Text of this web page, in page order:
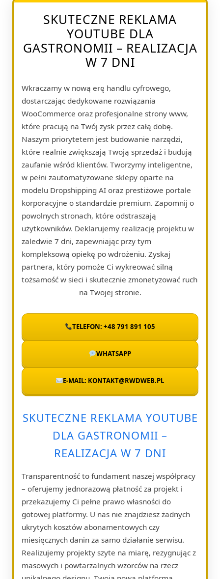
SKUTECZNE REKLAMA
YOUTUBE DLA
GASTRONOMII – REALIZACJA
W 7 DNI
Wkraczamy w nową erę handlu cyfrowego,
dostarczając dedykowane rozwiązania
WooCommerce oraz profesjonalne strony www,
które pracują na Twój zysk przez całą dobę.
Naszym priorytetem jest budowanie narzędzi,
które realnie zwiększają Twoją sprzedaż i budują
zaufanie wśród klientów. Tworzymy inteligentne,
w pełni zautomatyzowane sklepy oparte na
modelu Dropshipping AI oraz prestiżowe portale
korporacyjne o standardzie premium. Zapomnij o
powolnych stronach, które odstraszają
użytkowników. Deklarujemy realizację projektu w
zaledwie 7 dni, zapewniając przy tym
kompleksową opiekę po wdrożeniu. Zyskaj
partnera, który pomoże Ci wykreować silną
tożsamość w sieci i skutecznie zmonetyzować ruch
na Twojej stronie.
TELEFON: +48 791 891 105
WHATSAPP
E-MAIL: KONTAKT@RWDWEB.PL
SKUTECZNE REKLAMA YOUTUBE
DLA GASTRONOMII –
REALIZACJA W 7 DNI
Transparentność to fundament naszej współpracy
– oferujemy jednorazową płatność za projekt i
przekazujemy Ci pełne prawo własności do
gotowej platformy. U nas nie znajdziesz żadnych
ukrytych kosztów abonamentowych czy
miesięcznych danin za samo działanie serwisu.
Realizujemy projekty szyte na miarę, rezygnując z
masowych i powtarzalnych wzorców na rzecz